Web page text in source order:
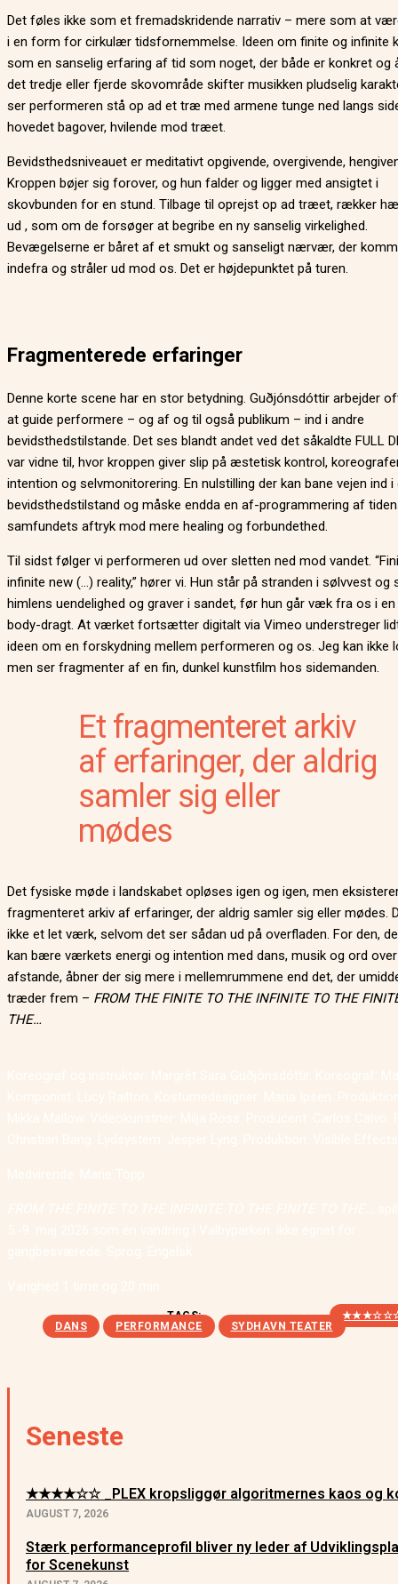
Det føles ikke som et fremadskridende narrativ – mere som at
i en form for cirkulær tidsfornemmelse. Ideen om finite og infinite
som en sanselig erfaring af tid som noget, der både er konkret og
det tredje eller fjerde skovområde skifter musikken pludselig
ser performeren stå op ad et træ med armene tunge ned langs
hovedet bagover, hvilende mod træet.
Bevidsthedsniveauet er meditativt opgivende, overgivende,
Kroppen bøjer sig forover, og hun falder og ligger med ansigtet i
skovbunden for en stund. Tilbage til oprejst op ad træet, rækker
ud , som om de forsøger at begribe en ny sanselig virkelighed.
Bevægelserne er båret af et smukt og sanseligt nærvær, der
indefra og stråler ud mod os. Det er højdepunktet på turen.
Fragmenterede erfaringer
Denne korte scene har en stor betydning. Guðjónsdóttir arbejder
at guide performere – og af og til også publikum – ind i andre
bevidsthedstilstande. Det ses blandt andet ved det såkaldte FULL
var vidne til, hvor kroppen giver slip på æstetisk kontrol,
intention og selvmonitorering. En nulstilling der kan bane vejen ind i
bevidsthedstilstand og måske endda en af-programmering af
samfundets aftryk mod mere healing og forbundethed.
Til sidst følger vi performeren ud over sletten ned mod vandet.
infinite new (…) reality,” hører vi. Hun står på stranden i sølvvest og
himlens uendelighed og graver i sandet, før hun går væk fra os i
body-dragt. At værket fortsætter digitalt via Vimeo understreger
ideen om en forskydning mellem performeren og os. Jeg kan ikke
men ser fragmenter af en fin, dunkel kunstfilm hos sidemanden.
Et fragmenteret arkiv
af erfaringer, der aldrig
samler sig eller
mødes
Det fysiske møde i landskabet opløses igen og igen, men
fragmenteret arkiv af erfaringer, der aldrig samler sig eller mødes.
ikke et let værk, selvom det ser sådan ud på overfladen. For den,
kan bære værkets energi og intention med dans, musik og ord
afstande, åbner der sig mere i mellemrummene end det, der
træder frem – FROM THE FINITE TO THE INFINITE TO THE
THE…
TAGS:
DANS
PERFORMANCE SYDHAVN TEATER
Seneste
★★★★☆☆ _PLEX kropsliggør algoritmernes kaos og
AUGUST 7, 2026
Stærk performanceprofil bliver ny leder af
for Scenekunst